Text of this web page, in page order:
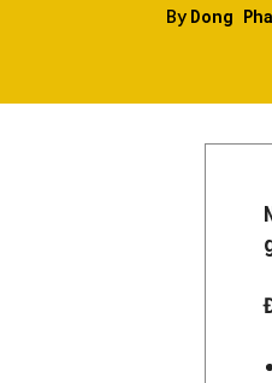
By Dong